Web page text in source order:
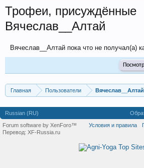
Трофеи, присуждённые
Вячеслав__Алтай
Вячеслав__Алтай пока что не получал(а)
Главная Пользователи Вячеслав__Алтай
Russian (RU)
Условия и правила
Forum software by XenForo™
Перевод: XF-Russia.ru